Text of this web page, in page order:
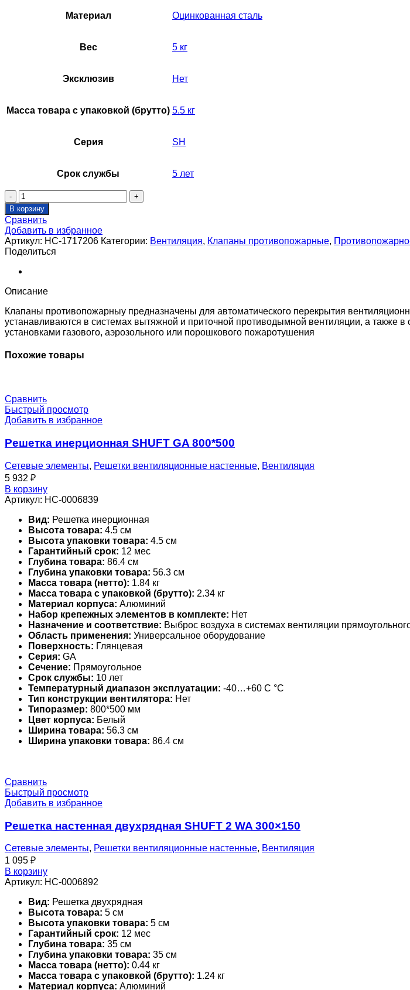
Материал Оцинкованная сталь
Вес 5 кг
Эксклюзив Нет
Масса товара с упаковкой (брутто) 5.5 кг
Серия SH
Срок службы 5 лет
Количество
товара
Решетка
стеновая
для
клапана
SHUFT
SH
В корзину
Сравнить
Добавить в избранное
Артикул: НС-1717206 Категории: Вентиляция, Клапаны противопожарные,
Поделиться
Описание
Клапаны противопожарныу предназначены для автоматического перекрытия
устанавливаются в системах вытяжной и приточной противодымной вентиляции, а
установками газового, аэрозольного или порошкового пожаротушения
Похожие товары
Сравнить
Быстрый просмотр
Добавить в избранное
Решетка инерционная SHUFT GA 800*500
Сетевые элементы, Решетки вентиляционные настенные, Вентиляция
5 932 ₽
В корзину
Артикул: НС-0006839
Вид: Решетка инерционная
Высота товара: 4.5 см
Высота упаковки товара: 4.5 см
Гарантийный срок: 12 мес
Глубина товара: 86.4 см
Глубина упаковки товара: 56.3 см
Масса товара (нетто): 1.84 кг
Масса товара с упаковкой (брутто): 2.34 кг
Материал корпуса: Алюминий
Набор крепежных элементов в комплекте: Нет
Назначение и соответствие: Выброс воздуха в системах вентиляции
Область применения: Универсальное оборудование
Поверхность: Глянцевая
Серия: GA
Сечение: Прямоугольное
Срок службы: 10 лет
Температурный диапазон эксплуатации: -40…+60 С °С
Тип конструкции вентилятора: Нет
Типоразмер: 800*500 мм
Цвет корпуса: Белый
Ширина товара: 56.3 см
Ширина упаковки товара: 86.4 см
Сравнить
Быстрый просмотр
Добавить в избранное
Решетка настенная двухрядная SHUFT 2 WA 300×150
Сетевые элементы, Решетки вентиляционные настенные, Вентиляция
1 095 ₽
В корзину
Артикул: НС-0006892
Вид: Решетка двухрядная
Высота товара: 5 см
Высота упаковки товара: 5 см
Гарантийный срок: 12 мес
Глубина товара: 35 см
Глубина упаковки товара: 35 см
Масса товара (нетто): 0.44 кг
Масса товара с упаковкой (брутто): 1.24 кг
Материал корпуса: Алюминий